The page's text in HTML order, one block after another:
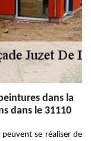
dans la
dans le 31110
se réaliser de